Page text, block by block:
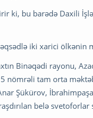
ki, bu barədə Daxili
iki xarici ölkənin
Binəqədi rayonu,
nömrəli tam orta
Şükürov,
belə svetoforlar